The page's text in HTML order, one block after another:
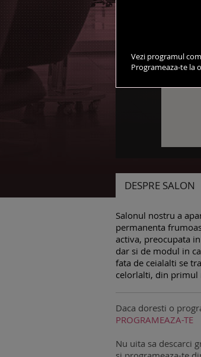
DESPRE SALON
Salonul nostru a
permanenta
activa, preocupata
dar si de modul in
fata de ceialalti se
celorlalti, din primul
Daca doresti o
PROGRAMEAZA-TE
Nu uita sa descarci
Vezi programul
Programeaza-te la